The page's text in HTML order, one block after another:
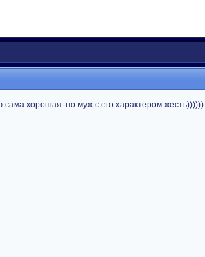
хорошая .но муж с его характером жесть))))))